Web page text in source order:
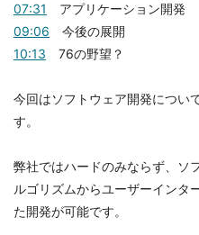
07:31
アプリケーション開発
09:06 今後の展開
10:13 76の野望？
今回はソフトウェア開発につい
す。
弊社ではハードのみならず、ソ
ルゴリズムからユーザーインタ
た開発が可能です。